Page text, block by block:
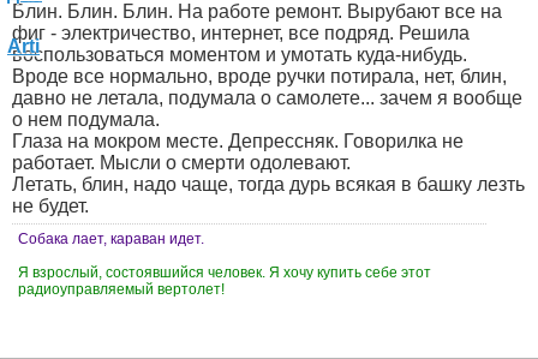
Блин. Блин. Блин. На работе ремонт. Вырубают все на
фиг - электричество, интернет, все подряд. Решила
воспользоваться моментом и умотать куда-нибудь.
Вроде все нормально, вроде ручки потирала, нет, блин,
давно не летала, подумала о самолете... зачем я вообще
о нем подумала.
Глаза на мокром месте. Депрессняк. Говорилка не
работает. Мысли о смерти одолевают.
Летать, блин, надо чаще, тогда дурь всякая в башку лезть
не будет.
Собака лает, караван идет.
Я взрослый, состоявшийся человек. Я хочу купить себе этот
радиоуправляемый вертолет!